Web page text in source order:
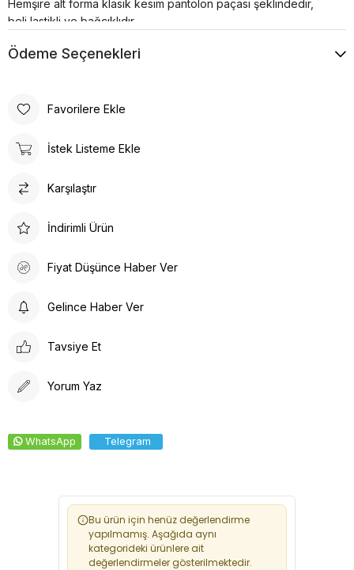
Hemşire alt forma klasik kesim pantolon paçası şeklindedir,
beli lastikli ve bağcıklıdır.
Ödeme Seçenekleri
Favorilere Ekle
İstek Listeme Ekle
Karşılaştır
İndirimli Ürün
Fiyat Düşünce Haber Ver
Gelince Haber Ver
Tavsiye Et
Yorum Yaz
WhatsApp Telegram
Bu ürün için henüz değerlendirme
yapılmamış. Aşağıda aynı
kategorideki ürünlere ait
değerlendirmeler gösterilmektedir.